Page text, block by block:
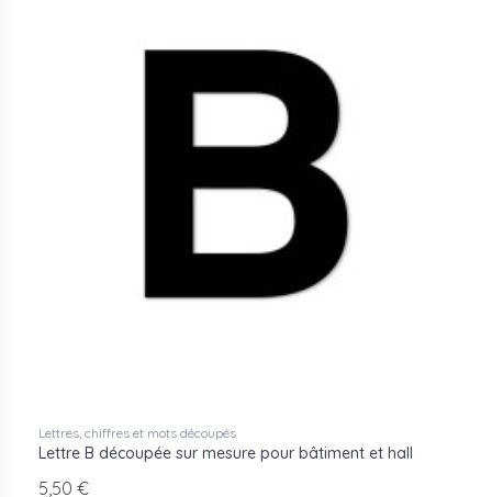
Lettres, chiffres et mots découpés
Lettre B découpée sur mesure pour bâtiment et hall
5,50 €